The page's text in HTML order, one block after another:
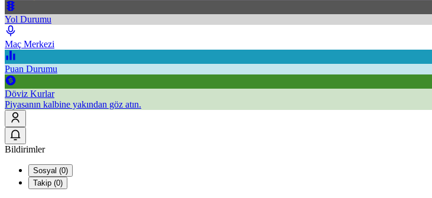
Yol Durumu
Maç Merkezi
Puan Durumu
Döviz Kurlar
Piyasanın kalbine yakından göz atın.
Bildirimler
Sosyal (0)
Takip (0)